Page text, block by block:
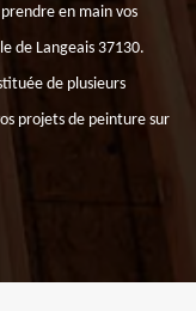
en main vos
de Langeais 37130.
de plusieurs
projets de peinture sur